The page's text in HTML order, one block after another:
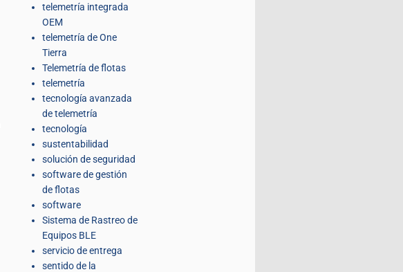
telemetría integrada
OEM
telemetría de One
Tierra
Telemetría de flotas
telemetría
tecnología avanzada
de telemetría
tecnología
sustentabilidad
solución de seguridad
software de gestión
de flotas
software
Sistema de Rastreo de
Equipos BLE
servicio de entrega
sentido de la